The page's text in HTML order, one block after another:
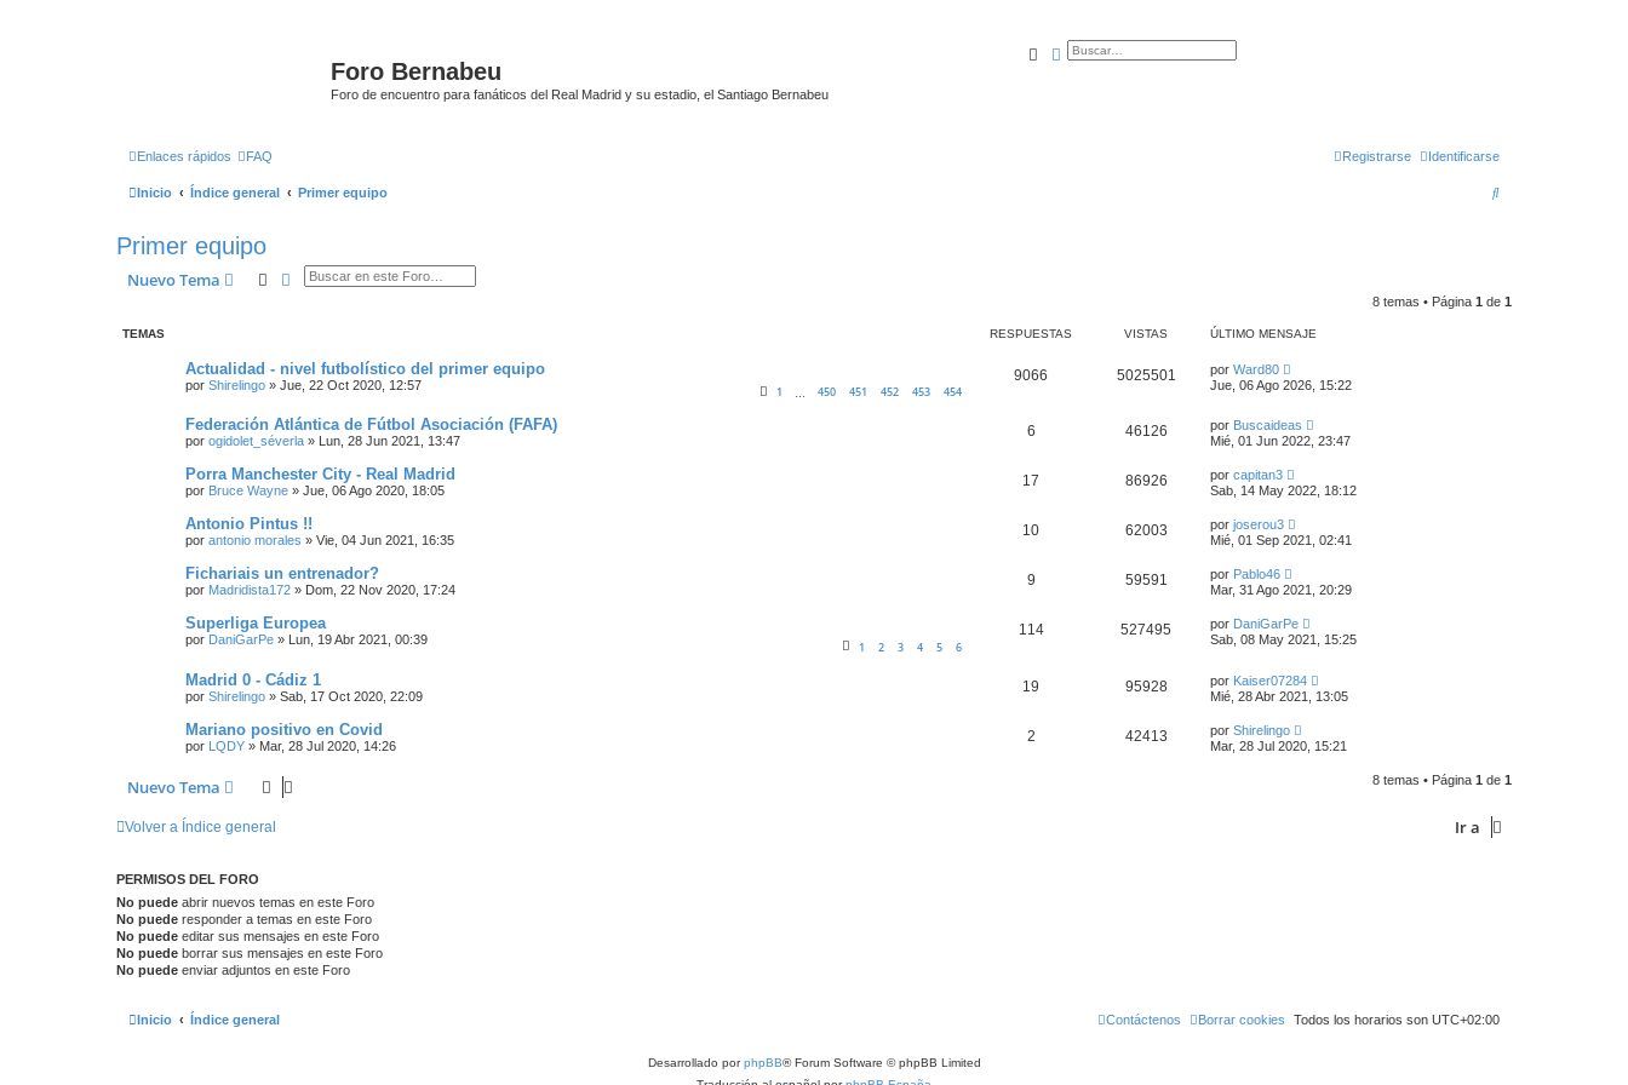
Foro Bernabeu
Foro de encuentro para fanáticos del Real Madrid y su estadio, el Santiago Bernabeu
BuscarBúsqueda avanzada
Enlaces rápidos FAQ Identificarse
Registrarse
Inicio Índice general Primer equipo
B
a
Primer equipo
Nuevo Tema BuscarBúsqueda avanzada
8 temas • Página 1 de 1
TEMAS RESPUESTAS VISTAS ÚLTIMO MENSAJE
Actualidad - nivel futbolístico del primer equipo
por Shirelingo » Jue, 22 Oct 2020, 12:57 1 450 451 452 453 454
9066 5025501 por Ward80
Jue, 06 Ago 2026, 15:22
Federación Atlántica de Fútbol Asociación (FAFA)
por ogidolet_séverla » Lun, 28 Jun 2021, 13:47
6 46126 por Buscaideas
Mié, 01 Jun 2022, 23:47
Porra Manchester City - Real Madrid
por Bruce Wayne » Jue, 06 Ago 2020, 18:05
17 86926 por capitan3
Sab, 14 May 2022, 18:12
Antonio Pintus !!
por antonio morales » Vie, 04 Jun 2021, 16:35
10 62003 por joserou3
Mié, 01 Sep 2021, 02:41
Fichariais un entrenador?
por Madridista172 » Dom, 22 Nov 2020, 17:24
9 59591 por Pablo46
Mar, 31 Ago 2021, 20:29
Superliga Europea
por DaniGarPe » Lun, 19 Abr 2021, 00:39 1 2 3 4 5 6
114 527495 por DaniGarPe
Sab, 08 May 2021, 15:25
Madrid 0 - Cádiz 1
por Shirelingo » Sab, 17 Oct 2020, 22:09
19 95928 por Kaiser07284
Mié, 28 Abr 2021, 13:05
Mariano positivo en Covid
por LQDY » Mar, 28 Jul 2020, 14:26
2 42413 por Shirelingo
Mar, 28 Jul 2020, 15:21
Nuevo Tema 8 temas • Página 1 de 1
Volver a Índice general Ir a
PERMISOS DEL FORO
No puede abrir nuevos temas en este Foro
No puede responder a temas en este Foro
No puede editar sus mensajes en este Foro
No puede borrar sus mensajes en este Foro
No puede enviar adjuntos en este Foro
Inicio Índice general Todos los horarios son UTC+02:00
Borrar cookies
Contáctenos
Desarrollado porphpBB® Forum Software © phpBB Limited